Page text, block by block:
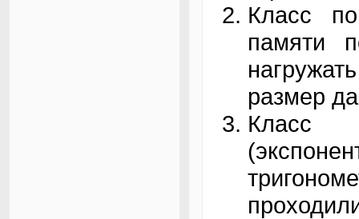
Класс
памяти
размер
Класс